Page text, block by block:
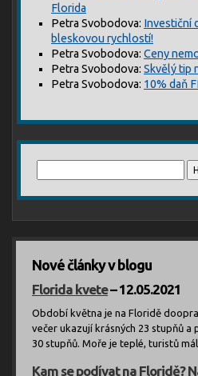
Florida
Petra Svobodova: Investiční
bleskovou rychlostí!
Petra Svobodova: Ceny
Petra Svobodova: Skvělý tip
Petra Svobodova: 10% daň
Nové články v blogu
Florida kvete– 12.05.2021
Období května je na Floridě
večer ukazují krásných 23 stupňů a
30 stupňů. Moře je teplé, turistů
Kam se podívat na Floridě?